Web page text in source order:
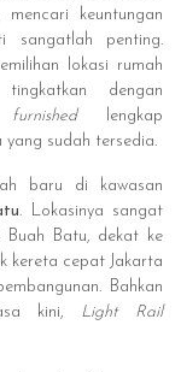
keuntungan
sangatlah penting.
lokasi rumah
dengan
lengkap
sudah tersedia.
baru di kawasan
. Lokasinya sangat
Batu, dekat ke
kereta cepat Jakarta
Bahkan
kini, Light Rail